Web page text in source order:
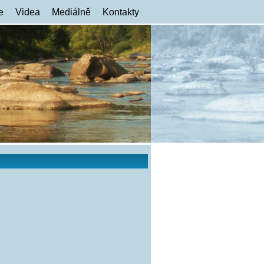
Videa Mediálně Kontakty